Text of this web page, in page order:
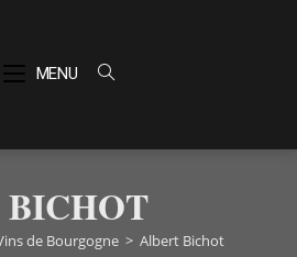
MENU
de Bourgogne > Albert Bichot